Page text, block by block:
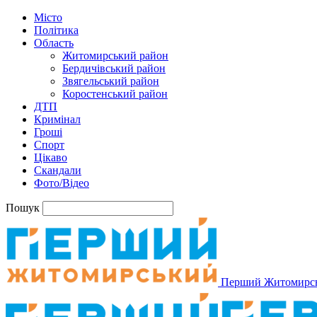
Місто
Політика
Область
Житомирський район
Бердичівський район
Звягельський район
Коростенський район
ДТП
Кримінал
Гроші
Спорт
Цікаво
Скандали
Фото/Відео
Пошук
Перший